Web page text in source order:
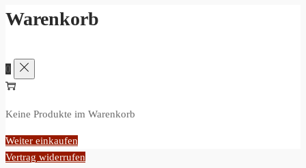
Warenkorb
0
Keine Produkte im Warenkorb
Weiter einkaufen
Vertrag widerrufen